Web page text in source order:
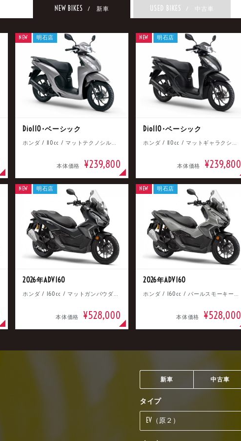
NEW BIKES / 新車 USED BIKES / 中古車
Dio110･ベーシック
ホンダ / 110cc / マットテクノシルバーメタリック
本体価格 ¥239,800
NEW 明石店
Dio110･ベーシック
ホンダ / 110cc / マットギャラクシーブラックメタリック
本体価格 ¥239,800
NEW 明石店
2026年ADV160
ホンダ / 160cc / マットガンパウダーブラックメタリック
本体価格 ¥528,000
NEW 明石店
2026年ADV160
ホンダ / 160cc / パールスモーキーグレー
本体価格 ¥528,000
NEW 明石店
新車 中古車
タイプ